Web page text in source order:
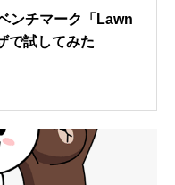
ンチマーク「Lawn
で試してみた